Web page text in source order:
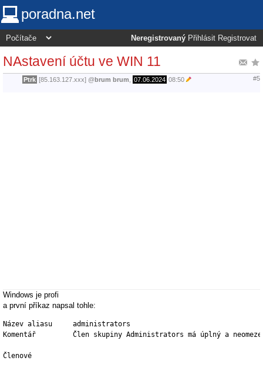
poradna.net
Neregistrovaný Přihlásit Registrovat
NAstavení účtu ve WIN 11
Ptrk [85.163.127.xxx] @brum brum 07.06.2024 08:50 #5
Windows je profi
a první příkaz napsal tohle:
Název aliasu     administrators
Komentář         Člen skupiny Administrators má úplný a
Členové